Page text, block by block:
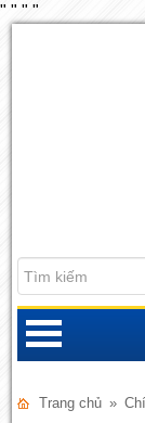
" " " "
Trang chủ »